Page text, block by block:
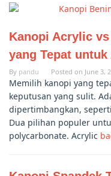
Kanopi Acrylic
yang Tepat untuk
By pandu Posted on June 3,
Memilih kanopi yang
keputusan yang sulit.
dipertimbangkan,
Dua pilihan populer
polycarbonate. Acrylic